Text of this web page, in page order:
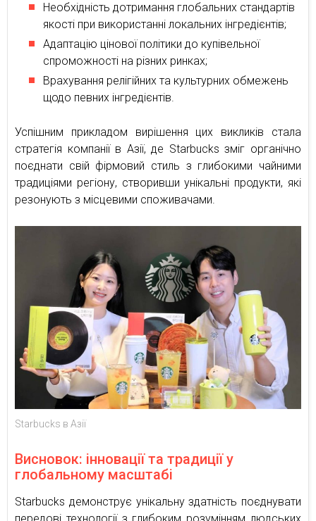
Необхідність дотримання глобальних стандартів
якості при використанні локальних інгредієнтів;
Адаптацію цінової політики до купівельної
спроможності на різних ринках;
Врахування релігійних та культурних обмежень
щодо певних інгредієнтів.
Успішним прикладом вирішення цих викликів стала
стратегія компанії в Азії, де Starbucks зміг органічно
поєднати свій фірмовий стиль з глибокими чайними
традиціями регіону, створивши унікальні продукти, які
резонують з місцевими споживачами.
Starbucks в Азії
Висновок: інновації та традиції у
глобальному масштабі
Starbucks демонструє унікальну здатність поєднувати